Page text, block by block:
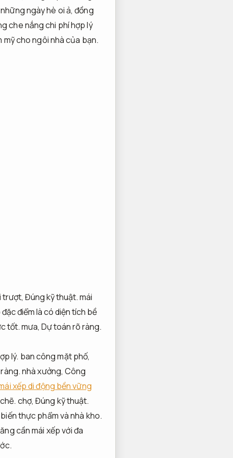
ngày hè oi ả, đồng
che nắng chi phí hợp lý
cho ngôi nhà của bạn.
trượt, Đúng kỹ thuật.mái
điểm là có diện tích bề
tốt.mưa, Dự toán rõ ràng.
lý. ban công mặt phố,
nhà xưởng,Công
xếp di động bền vững
chợ,Đúng kỹ thuật.
thực phẩm và nhà kho.
cần mái xếp với đa